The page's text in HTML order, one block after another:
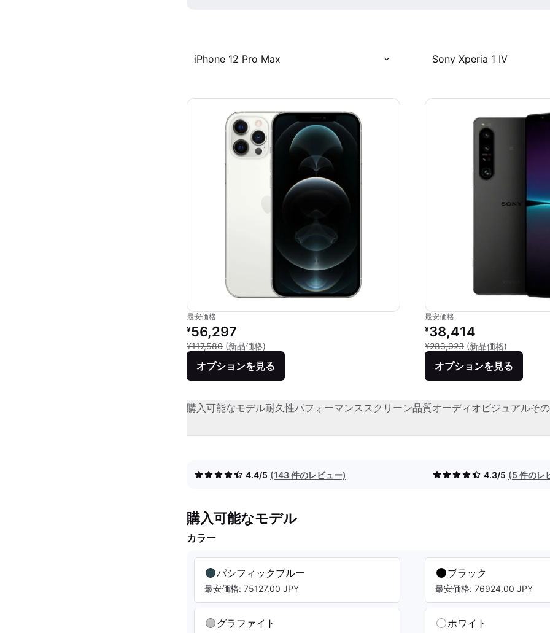
iPhone 12 Pro Max Sony Xperia 1 IV
最安価格
リファービッシュ品の価格：
¥56,297
¥117,580 (新品価格)
オプションを見る
最安価格
リファービッシュ品の価格：
¥38,414
¥283,023 (新品価格)
オプションを見る
購入可能なモデル耐久性パフォーマンススクリーン品質オーディオビジュアルそ
4.4/5 (143 件のレビュー) 4.3/5 (5 件のレ
購入可能なモデル
カラー
パシフィックブルー
最安価格: 75127.00 JPY
グラファイト
ブラック
最安価格: 76924.00 JPY
ホワイト